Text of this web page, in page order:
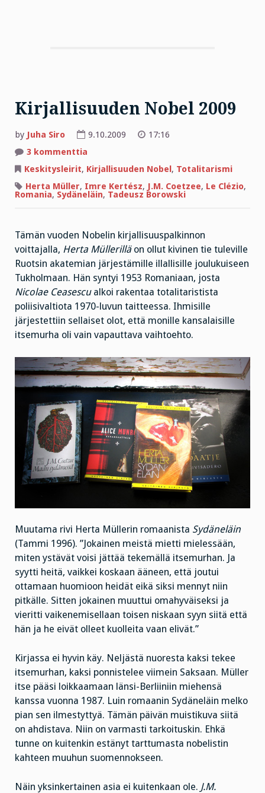
Kirjallisuuden Nobel 2009
by Juha Siro 9.10.2009
17:16
3 kommenttia
Nobel
2009
Keskitysleirit, Kirjallisuuden Nobel, Totalitarismi
Herta Müller, Imre Kertész, J.M. Coetzee, Le Clézio,
Romania, Sydäneläin, Tadeusz Borowski
Tämän vuoden Nobelin kirjallisuuspalkinnon
voittajalla, Herta Müllerilläon ollut kivinen tie tuleville
Ruotsin akatemian järjestämille illallisille joulukuiseen
Tukholmaan. Hän syntyi 1953 Romaniaan, josta
Nicolae Ceasescualkoi rakentaa totalitaristista
poliisivaltiota 1970-luvun taitteessa. Ihmisille
järjestettiin sellaiset olot, että monille kansalaisille
itsemurha oli vain vapauttava vaihtoehto.
Muutama rivi Herta Müllerin romaanista Sydäneläin
(Tammi 1996). ”Jokainen meistä mietti mielessään,
miten ystävät voisi jättää tekemällä itsemurhan. Ja
syytti heitä, vaikkei koskaan ääneen, että joutui
ottamaan huomioon heidät eikä siksi mennyt niin
pitkälle. Sitten jokainen muuttui omahyväiseksi ja
vieritti vaikenemisellaan toisen niskaan syyn siitä että
hän ja he eivät olleet kuolleita vaan elivät.”
Kirjassa ei hyvin käy. Neljästä nuoresta kaksi tekee
itsemurhan, kaksi ponnistelee viimein Saksaan. Müller
itse pääsi loikkaamaan länsi-Berliiniin miehensä
kanssa vuonna 1987. Luin romaanin Sydäneläin melko
pian sen ilmestyttyä. Tämän päivän muistikuva siitä
on ahdistava. Niin on varmasti tarkoituskin. Ehkä
tunne on kuitenkin estänyt tarttumasta nobelistin
kahteen muuhun suomennokseen.
Näin yksinkertainen asia ei kuitenkaan ole. J.M.